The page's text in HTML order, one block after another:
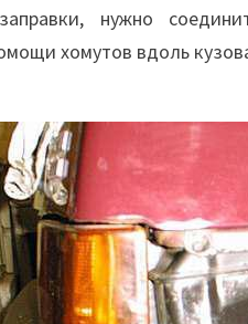
нужно
хомутов вдоль